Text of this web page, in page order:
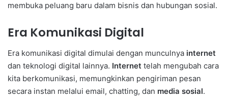
membuka peluang baru dalam bisnis dan hubungan sosial.
Era Komunikasi Digital
Era komunikasi digital dimulai dengan munculnya internet
dan teknologi digital lainnya. Internet telah mengubah cara
kita berkomunikasi, memungkinkan pengiriman pesan
secara instan melalui email, chatting, dan media sosial.